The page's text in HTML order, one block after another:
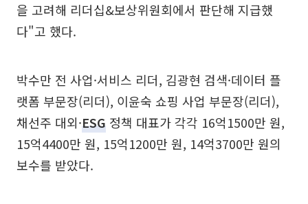
을 고려해 리더십&보상위원회에서 판단해 지급했
다"고 했다.
박수만 전 사업·서비스 리더, 김광현 검색·데이터 플
랫폼 부문장(리더), 이윤숙 쇼핑 사업 부문장(리더),
채선주 대외·ESG 정책 대표가 각각 16억1500만 원,
15억4400만 원, 15억1200만 원, 14억3700만 원의
보수를 받았다.